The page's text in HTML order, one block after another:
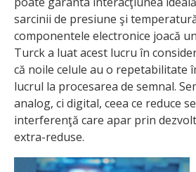
sarcinii de presiune şi
componentele electronice joacă
Turck a luat acest lucru în
că noile celule au o repetabilitate
lucrul la procesarea de semnal.
analog, ci digital, ceea ce reduce
interferenţă care apar prin
extra-reduse.